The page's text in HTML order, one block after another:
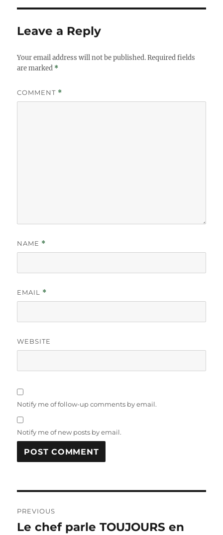
Leave a Reply
Your email address will not be published. Required fields
are marked *
COMMENT *
NAME *
EMAIL *
WEBSITE
Notify me of follow-up comments by email.
Notify me of new posts by email.
navigation
PREVIOUS
Previous
Le chef parle TOUJOURS en